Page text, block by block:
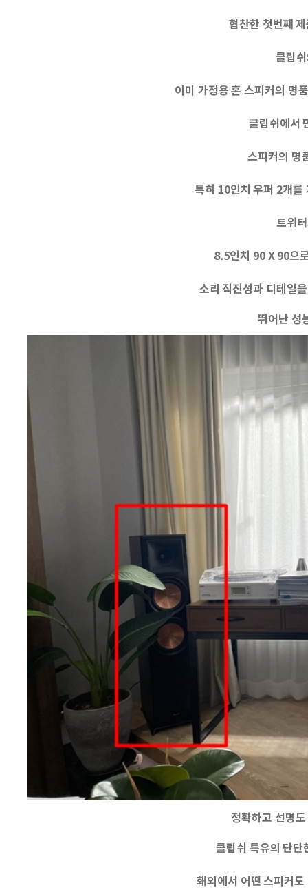
협찬한 첫번째
클립
이미 가정용 혼 스피커의 명
클립쉬에서
스피커의 명
특히 10인치 우퍼 2개
트위
8.5인치 90 X 90으
소리 직진성과 디테일
뛰어난 성
정확하고 선명
클립쉬 특유의 단
홰외에서 어떤 스피커